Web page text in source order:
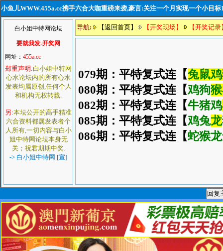
小鱼儿WWW.455a.cc携手六合大咖重磅来袭,豪言:关注一个月实现一个小目标
白小姐中特网论坛
要就我发-开奖网
网址： 455a.cc
郑重声明:白小姐中特网
心水论坛内的所有心水
发表均属原创,任何个人
和机构无权转载.
另:本坛公开的高手精准
六合资料都属发表者个
人所有,一切内容与白小
姐中特网论坛本身无
关；祝君期期中奖.
-> 白小姐中特网 [宣]
导航: 【返回首页】 【开奖现场】 【开奖记录
079期：平特复式连【兔鼠
080期：平特复式连【鸡狗
082期：平特复式连【牛猪鸡
085期：平特复式连【鸡兔龙
086期：平特复式连【蛇猴